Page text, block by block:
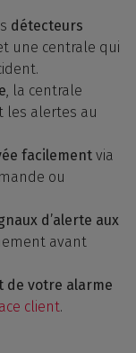
détecteurs
une centrale qui
, la centrale
les alertes au
facilement via
ou
d’alerte aux
avant
de votre alarme
client.